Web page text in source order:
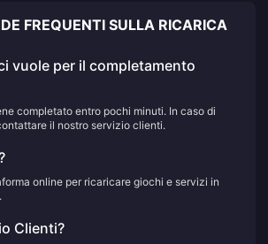
FREQUENTI SULLA RICARICA
vuole per il completamento
completato entro pochi minuti. In caso di
il nostro servizio clienti.
online per ricaricare giochi e servizi in
Clienti?